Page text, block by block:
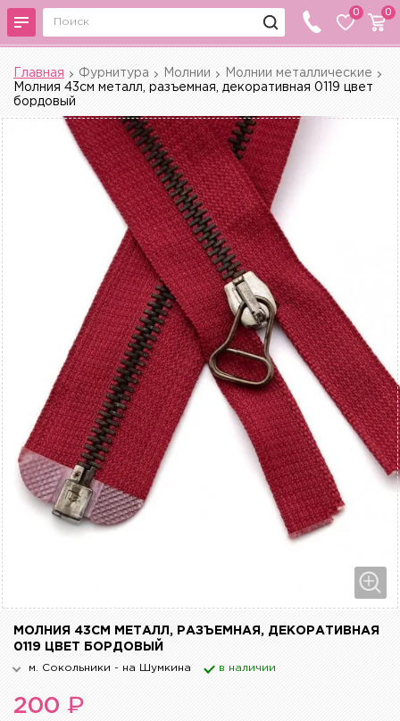
0 0
Главная Фурнитура Молнии
Молнии металлические
Молния 43см металл, разъемная, декоративная 0119 цвет
бордовый
МОЛНИЯ 43СМ МЕТАЛЛ, РАЗЪЕМНАЯ, ДЕКОРАТИВНАЯ
0119 ЦВЕТ БОРДОВЫЙ
м. Сокольники - на Шумкина в наличии
200 ₽